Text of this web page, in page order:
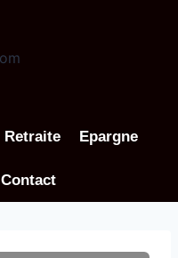
Retraite Epargne
Contact